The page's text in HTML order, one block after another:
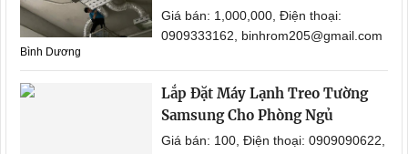
Giá bán: 1,000,000, Điện thoại:
0909333162, binhrom205@gmail.com
Bình Dương
Lắp Đặt Máy Lạnh Treo Tường
Samsung Cho Phòng Ngủ
Giá bán: 100, Điện thoại: 0909090622,